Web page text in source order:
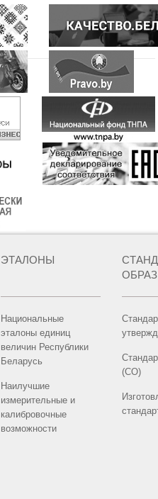
ЭТАЛОНЫ
Национальные
эталоны единиц
величин Республики
Беларусь
Наилучшие
измерительные и
калибровочные
возможности
(СО)